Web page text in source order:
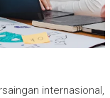
internasional,